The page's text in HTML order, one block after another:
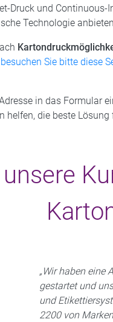
Druck und Continuous-
Technologie
besuchen Sie bitte diese
in das Formular
helfen, die beste
„Wir haben eine
gestartet und
und
2200 von